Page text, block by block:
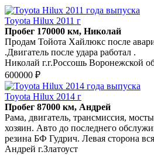
Toyota Hilux 2011 г
Пробег 170000 км, Николай
Продам Тойота Хайлюкс после
.Двигатель после удара работал .
Николай г.г.Россошь Воронежской
600000 ₽
Toyota Hilux 2014 г
Пробег 87000 км, Андрей
Рама, двигатель, трансмиссия,
хозяин. Авто до последнего
резина БФ Гудрич. Левая сторона
Андрей г.Златоуст